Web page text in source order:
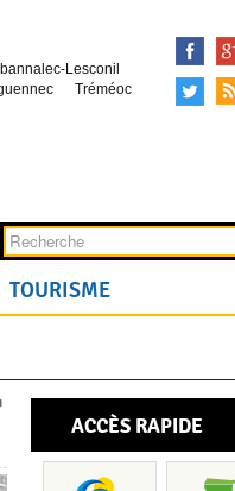
Lesconil
Tréméoc
TOURISME
ACCÈS RAPIDE